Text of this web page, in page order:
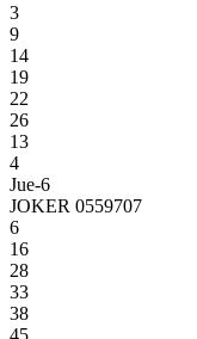
3
9
14
19
22
26
13
4
Jue-6
JOKER 0559707
6
16
28
33
38
45